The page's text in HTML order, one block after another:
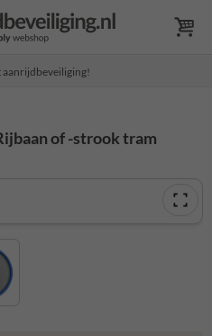
of -strook tram